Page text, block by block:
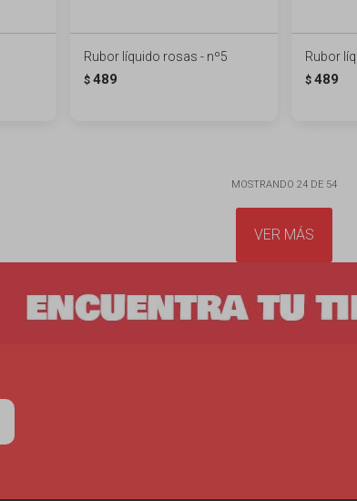
Rubor líquido rosas - nº5
$ 489
Rubor
$ 489
MOSTRANDO24 DE 54
VER MÁS